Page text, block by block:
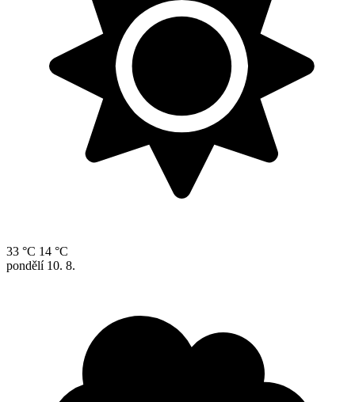
33 °C 14 °C
pondělí 10. 8.